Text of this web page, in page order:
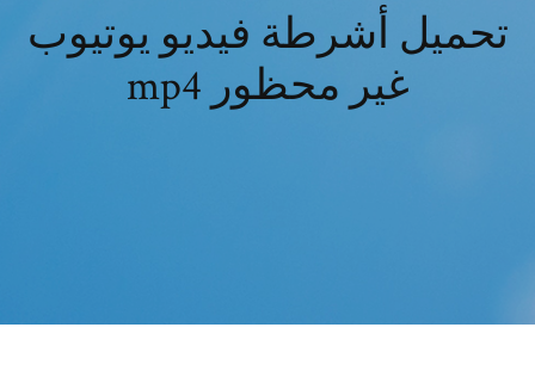
تحميل أشرطة فيديو يوتيوب
mp4 غير محظور